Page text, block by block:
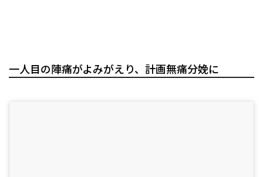
一人目の陣痛がよみがえり、計画無痛分娩に